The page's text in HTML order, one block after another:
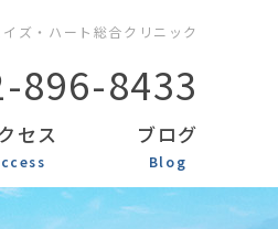
ズ・ハート総合クリニック
896-8433
セス ブログ
Blog